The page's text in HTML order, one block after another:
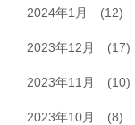
2024年1月 (12)
2023年12月 (17)
2023年11月 (10)
2023年10月 (8)